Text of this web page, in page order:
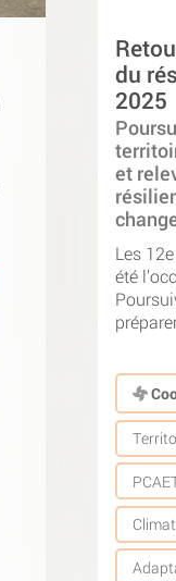
du
2025
et
Les
été
Climat